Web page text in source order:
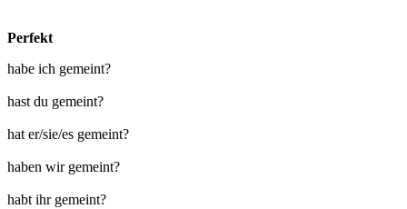
Perfekt
habe ich gemeint?
hast du gemeint?
hat er/sie/es gemeint?
haben wir gemeint?
habt ihr gemeint?